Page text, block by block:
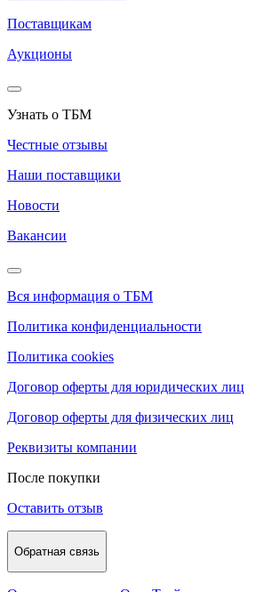
Поставщикам
Аукционы
Узнать о ТБМ
Честные отзывы
Наши поставщики
Новости
Вакансии
Вся информация о ТБМ
Политика конфиденциальности
Политика cookies
Договор оферты для юридических лиц
Договор оферты для физических лиц
Реквизиты компании
После покупки
Оставить отзыв
Обратная связь